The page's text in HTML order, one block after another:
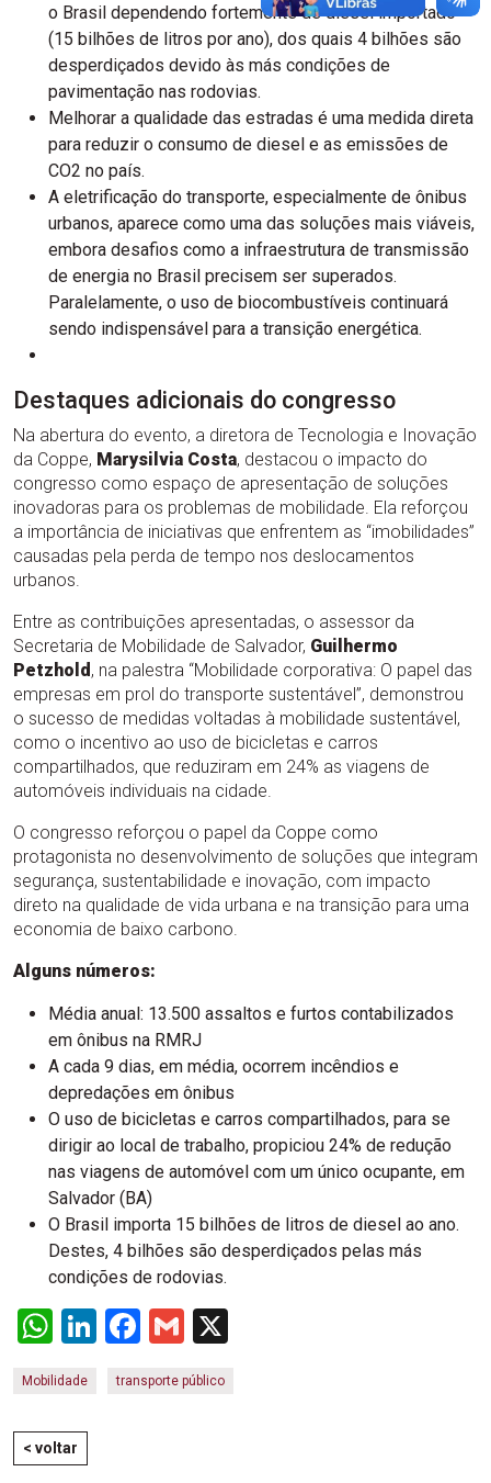
o Brasil dependendo fortemente de diesel importado
(15 bilhões de litros por ano), dos quais 4 bilhões são
desperdiçados devido às más condições de
pavimentação nas rodovias.
Melhorar a qualidade das estradas é uma medida direta
para reduzir o consumo de diesel e as emissões de
CO2 no país.
A eletrificação do transporte, especialmente de ônibus
urbanos, aparece como uma das soluções mais viáveis,
embora desafios como a infraestrutura de transmissão
de energia no Brasil precisem ser superados.
Paralelamente, o uso de biocombustíveis continuará
sendo indispensável para a transição energética.
Destaques adicionais do congresso
Na abertura do evento, a diretora de Tecnologia e Inovação
da Coppe, Marysilvia Costa, destacou o impacto do
congresso como espaço de apresentação de soluções
inovadoras para os problemas de mobilidade. Ela reforçou
a importância de iniciativas que enfrentem as “imobilidades”
causadas pela perda de tempo nos deslocamentos
urbanos.
Entre as contribuições apresentadas, o assessor da
Secretaria de Mobilidade de Salvador, Guilhermo
Petzhold , na palestra “Mobilidade corporativa: O papel das
empresas em prol do transporte sustentável”, demonstrou
o sucesso de medidas voltadas à mobilidade sustentável,
como o incentivo ao uso de bicicletas e carros
compartilhados, que reduziram em 24% as viagens de
automóveis individuais na cidade.
O congresso reforçou o papel da Coppe como
protagonista no desenvolvimento de soluções que integram
segurança, sustentabilidade e inovação, com impacto
direto na qualidade de vida urbana e na transição para uma
economia de baixo carbono.
Alguns números:
Média anual: 13.500 assaltos e furtos contabilizados
em ônibus na RMRJ
A cada 9 dias, em média, ocorrem incêndios e
depredações em ônibus
O uso de bicicletas e carros compartilhados, para se
dirigir ao local de trabalho, propiciou 24% de redução
nas viagens de automóvel com um único ocupante, em
Salvador (BA)
O Brasil importa 15 bilhões de litros de diesel ao ano.
Destes, 4 bilhões são desperdiçados pelas más
condições de rodovias.
WhatsApp
LinkedIn
Facebook
Gmail
Mobilidade transporte público
< voltar